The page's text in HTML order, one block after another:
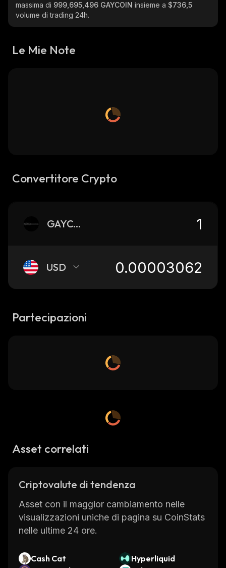
massima di 999,695,496 GAYCOIN insieme a $736,5
volume di trading 24h.
Le Mie Note
Convertitore Crypto
GAYCOIN
USD
Partecipazioni
Asset correlati
Criptovalute di tendenza
Asset con il maggior cambiamento nelle
visualizzazioni uniche di pagina su CoinStats
nelle ultime 24 ore.
Cash Cat
Hyperliquid